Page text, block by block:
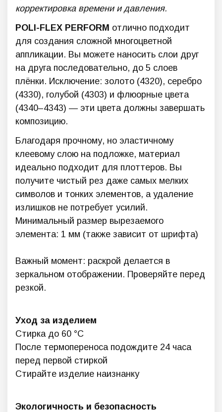
корректировка времени и давления.
POLI-FLEX PERFORM отлично подходит
для создания сложной многоцветной
аппликации. Вы можете наносить слои друг
на друга последовательно, до 5 слоев
плёнки. Исключение: золото (4320), серебро
(4330), голубой (4303) и флюорные цвета
(4340–4343) — эти цвета должны завершать
композицию.
Благодаря прочному, но эластичному
клеевому слою на подложке, материал
идеально подходит для плоттеров. Вы
получите чистый рез даже самых мелких
символов и тонких элементов, а удаление
излишков не потребует усилий.
Минимальный размер вырезаемого
элемента: 1 мм (также зависит от шрифта)
Важный момент: раскрой делается в
зеркальном отображении. Проверяйте перед
резкой.
Уход за изделием
Стирка до 60 °C
После термопереноса подождите 24 часа
перед первой стиркой
Стирайте изделие наизнанку
Экологичность и безопасность